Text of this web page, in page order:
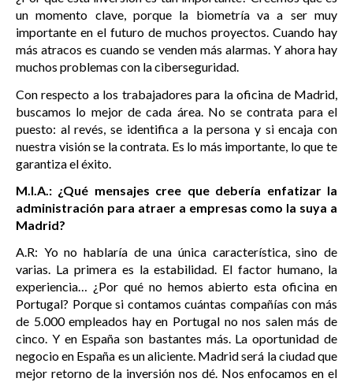
un momento clave, porque la biometría va a ser muy
importante en el futuro de muchos proyectos. Cuando hay
más atracos es cuando se venden más alarmas. Y ahora hay
muchos problemas con la ciberseguridad.
Con respecto a los trabajadores para la oficina de Madrid,
buscamos lo mejor de cada área. No se contrata para el
puesto: al revés, se identifica a la persona y si encaja con
nuestra visión se la contrata. Es lo más importante, lo que te
garantiza el éxito.
M.I.A.: ¿Qué mensajes cree que debería enfatizar la
administración para atraer a empresas como la suya a
Madrid?
A.R: Yo no hablaría de una única característica, sino de
varias. La primera es la estabilidad. El factor humano, la
experiencia… ¿Por qué no hemos abierto esta oficina en
Portugal? Porque si contamos cuántas compañías con más
de 5.000 empleados hay en Portugal no nos salen más de
cinco. Y en España son bastantes más. La oportunidad de
negocio en España es un aliciente. Madrid será la ciudad que
mejor retorno de la inversión nos dé. Nos enfocamos en el